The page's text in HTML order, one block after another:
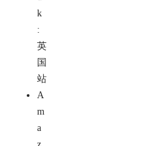
k
:
英
国
站
A
m
a